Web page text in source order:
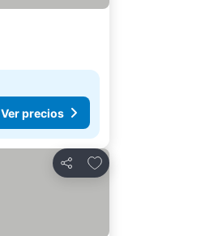
Ver precios
Compartir
Agregar a favoritos